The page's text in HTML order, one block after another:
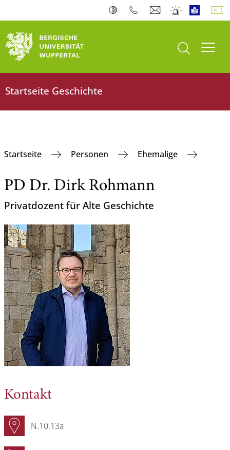
Suche öffnen
Startseite Geschichte
Startseite Personen Ehemalige
PD Dr. Dirk Rohmann
Privatdozent für Alte Geschichte
Kontakt
N.10.13a